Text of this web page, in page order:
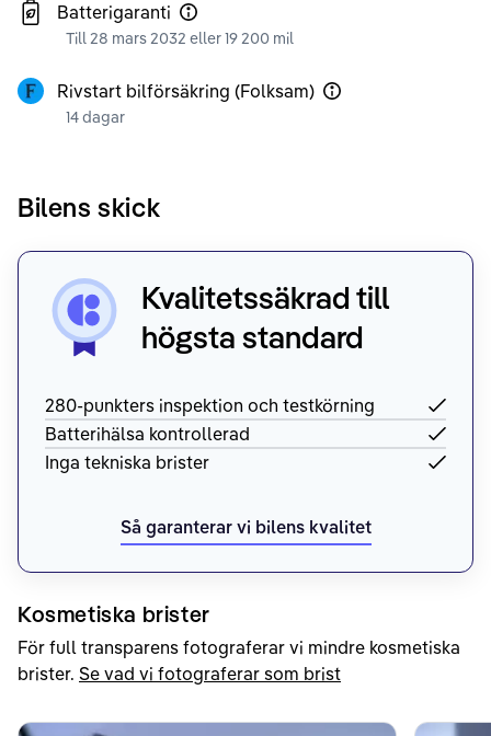
Batterigaranti
Till 28 mars 2032 eller 19 200 mil
Rivstart bilförsäkring (Folksam)
14 dagar
Bilens skick
Kvalitetssäkrad till
högsta standard
280-punkters inspektion och testkörning
Batterihälsa kontrollerad
Inga tekniska brister
Så garanterar vi bilens kvalitet
Kosmetiska brister
För full transparens fotograferar vi mindre kosmetiska
brister. Se vad vi fotograferar som brist